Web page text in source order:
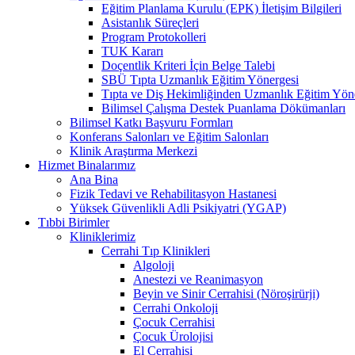
Eğitim Planlama Kurulu (EPK) İletişim Bilgileri
Asistanlık Süreçleri
Program Protokolleri
TUK Kararı
Doçentlik Kriteri İçin Belge Talebi
SBÜ Tıpta Uzmanlık Eğitim Yönergesi
Tıpta ve Diş Hekimliğinden Uzmanlık Eğitim
Bilimsel Çalışma Destek Puanlama Dökümanları
Bilimsel Katkı Başvuru Formları
Konferans Salonları ve Eğitim Salonları
Klinik Araştırma Merkezi
Hizmet Binalarımız
Ana Bina
Fizik Tedavi ve Rehabilitasyon Hastanesi
Yüksek Güvenlikli Adli Psikiyatri (YGAP)
Tıbbi Birimler
Kliniklerimiz
Cerrahi Tıp Klinikleri
Algoloji
Anestezi ve Reanimasyon
Beyin ve Sinir Cerrahisi (Nöroşirürji)
Cerrahi Onkoloji
Çocuk Cerrahisi
Çocuk Ürolojisi
El Cerrahisi